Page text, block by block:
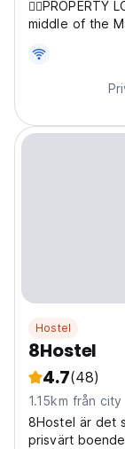
middle of the
convenient
Restaurants
Store 💳ATM...
Hostel
8Hostel
4.7(48)
1.15km från city
8Hostel är det
prisvärt